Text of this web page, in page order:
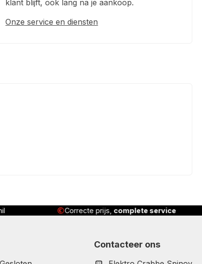
klant blijft, ook lang na je aankoop.
Onze service en diensten
Correcte prijs, complete service
Contacteer ons